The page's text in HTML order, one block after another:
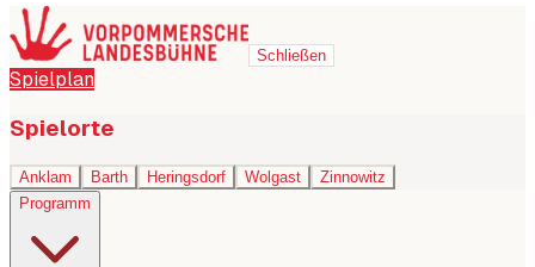
Schließen
Spielplan
Spielorte
Anklam Barth Heringsdorf Wolgast
Zinnowitz
Programm